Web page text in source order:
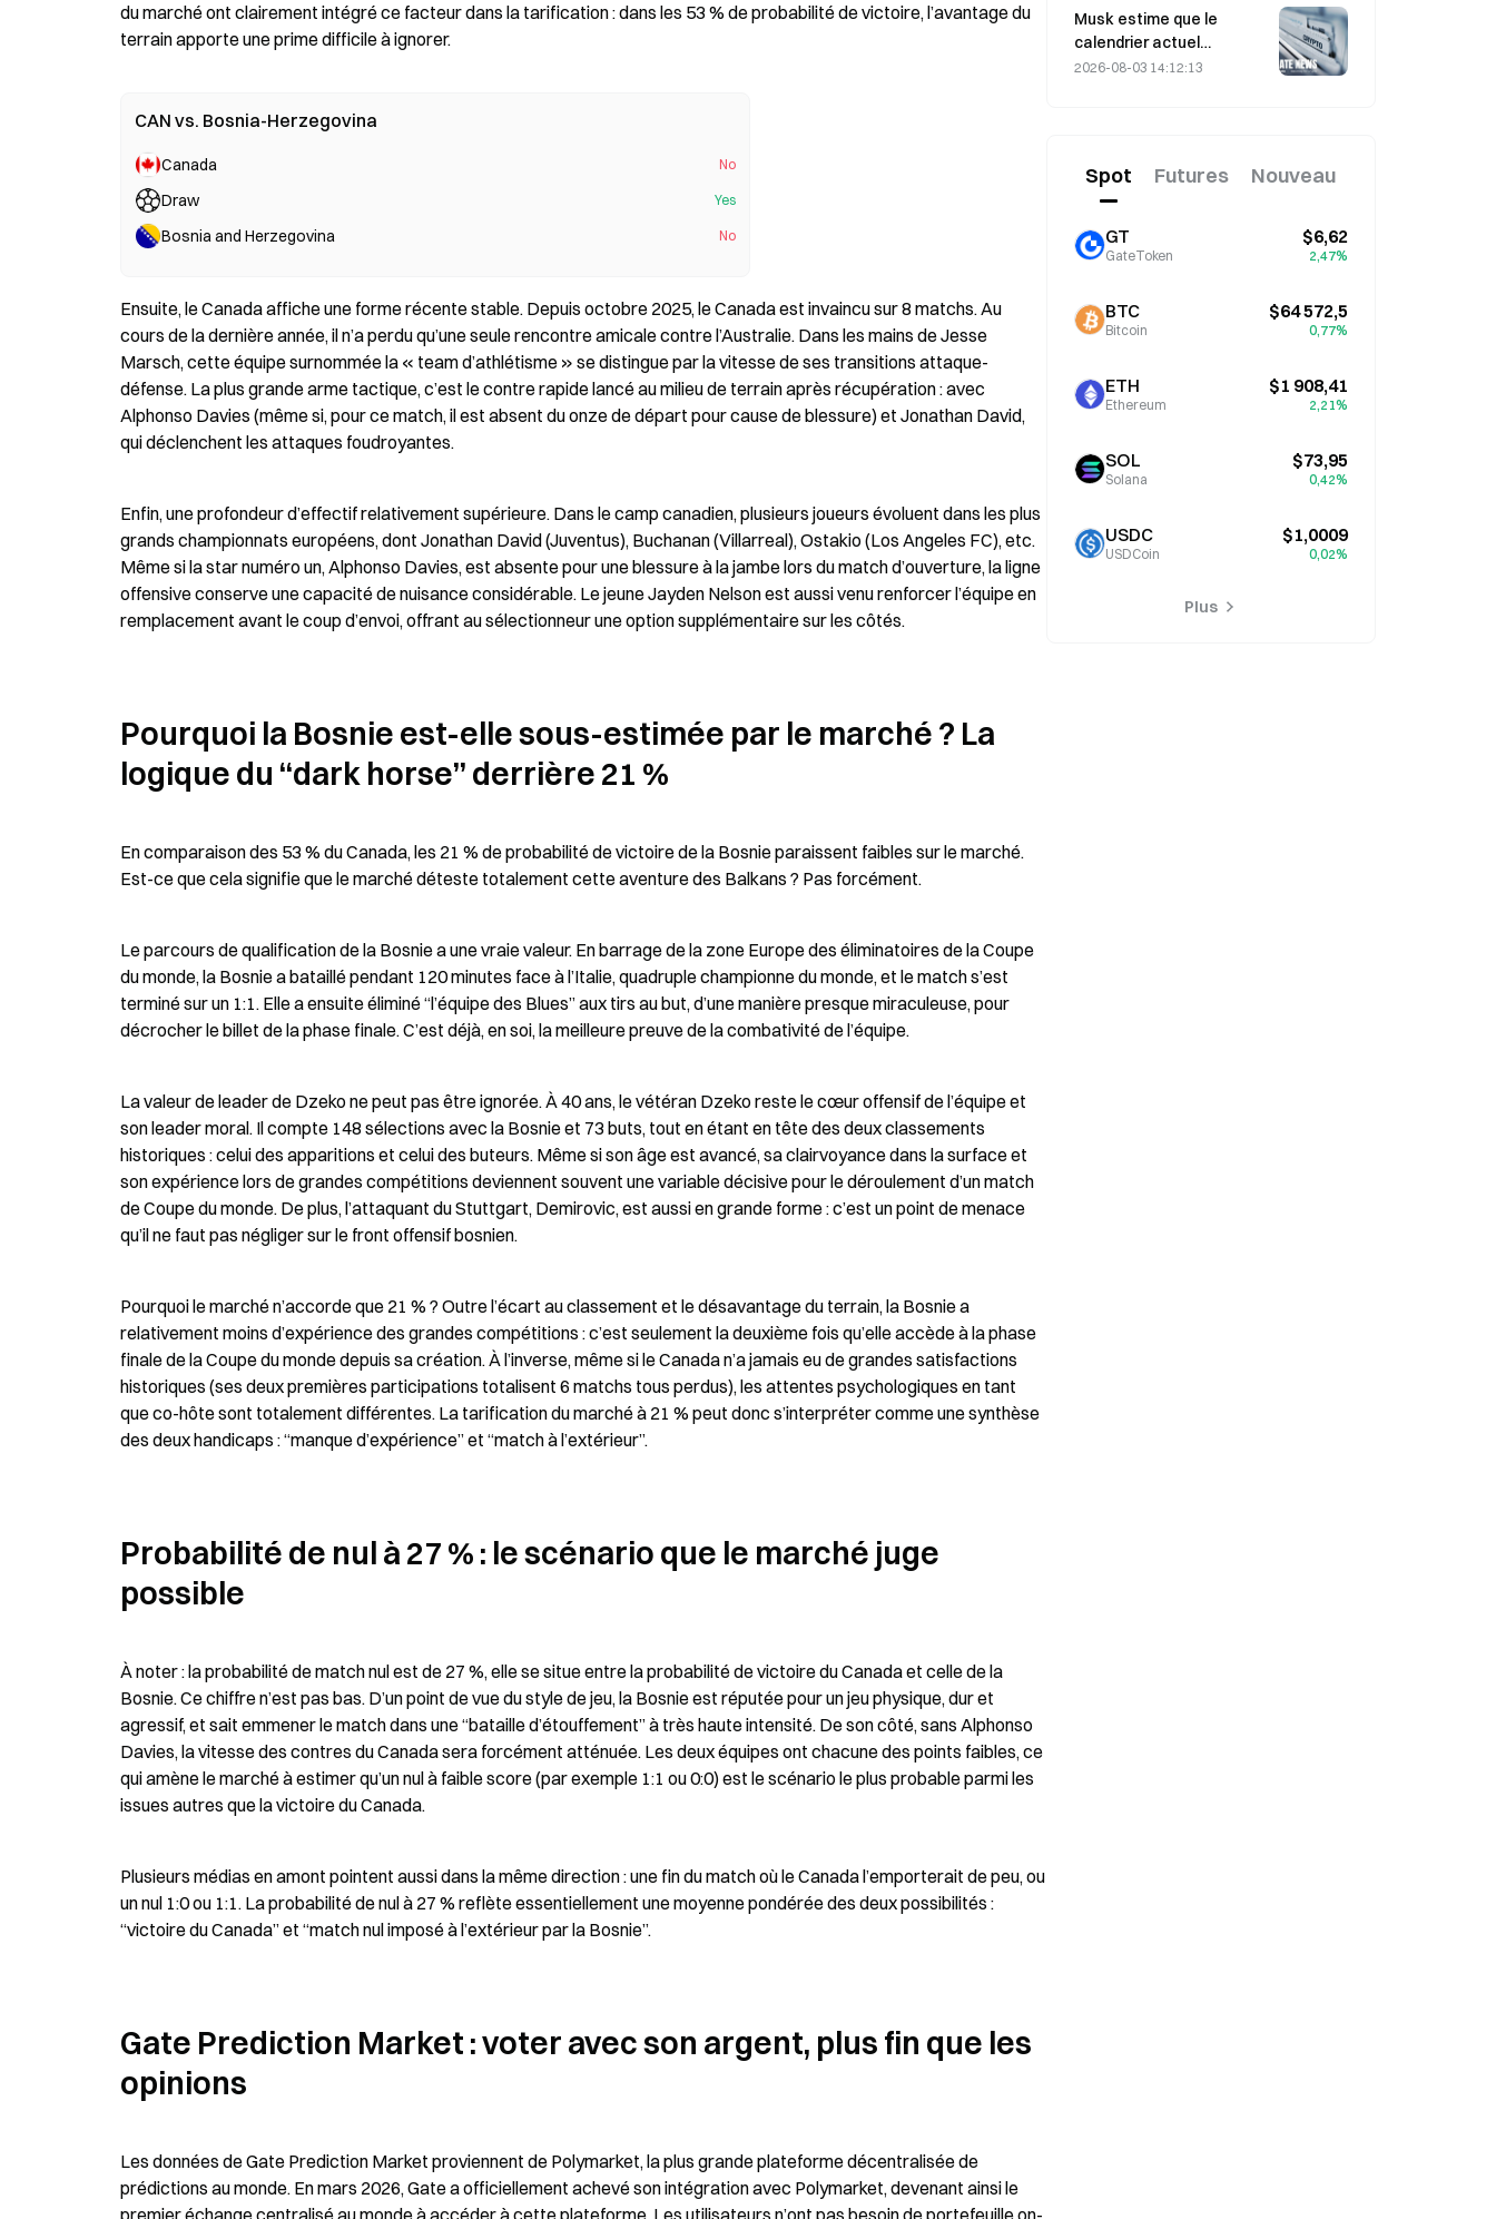
du marché ont clairement intégré ce facteur dans la tarification : dans les 53 % de probabilité de victoire, l’avantage du
terrain apporte une prime difficile à ignorer.
CAN vs. Bosnia-Herzegovina
Canada No
Draw Yes
Bosnia and Herzegovina No
Ensuite, le Canada affiche une forme récente stable. Depuis octobre 2025, le Canada est invaincu sur 8 matchs. Au
cours de la dernière année, il n’a perdu qu’une seule rencontre amicale contre l’Australie. Dans les mains de Jesse
Marsch, cette équipe surnommée la « team d’athlétisme » se distingue par la vitesse de ses transitions attaque-
défense. La plus grande arme tactique, c’est le contre rapide lancé au milieu de terrain après récupération : avec
Alphonso Davies (même si, pour ce match, il est absent du onze de départ pour cause de blessure) et Jonathan David,
qui déclenchent les attaques foudroyantes.
Enfin, une profondeur d’effectif relativement supérieure. Dans le camp canadien, plusieurs joueurs évoluent dans les plus
grands championnats européens, dont Jonathan David (Juventus), Buchanan (Villarreal), Ostakio (Los Angeles FC), etc.
Même si la star numéro un, Alphonso Davies, est absente pour une blessure à la jambe lors du match d’ouverture, la ligne
offensive conserve une capacité de nuisance considérable. Le jeune Jayden Nelson est aussi venu renforcer l’équipe en
remplacement avant le coup d’envoi, offrant au sélectionneur une option supplémentaire sur les côtés.
Pourquoi la Bosnie est-elle sous-estimée par le marché ? La
logique du “dark horse” derrière 21 %
En comparaison des 53 % du Canada, les 21 % de probabilité de victoire de la Bosnie paraissent faibles sur le marché.
Est-ce que cela signifie que le marché déteste totalement cette aventure des Balkans ? Pas forcément.
Le parcours de qualification de la Bosnie a une vraie valeur. En barrage de la zone Europe des éliminatoires de la Coupe
du monde, la Bosnie a bataillé pendant 120 minutes face à l’Italie, quadruple championne du monde, et le match s’est
terminé sur un 1:1. Elle a ensuite éliminé “l’équipe des Blues” aux tirs au but, d’une manière presque miraculeuse, pour
décrocher le billet de la phase finale. C’est déjà, en soi, la meilleure preuve de la combativité de l’équipe.
La valeur de leader de Dzeko ne peut pas être ignorée. À 40 ans, le vétéran Dzeko reste le cœur offensif de l’équipe et
son leader moral. Il compte 148 sélections avec la Bosnie et 73 buts, tout en étant en tête des deux classements
historiques : celui des apparitions et celui des buteurs. Même si son âge est avancé, sa clairvoyance dans la surface et
son expérience lors de grandes compétitions deviennent souvent une variable décisive pour le déroulement d’un match
de Coupe du monde. De plus, l’attaquant du Stuttgart, Demirovic, est aussi en grande forme : c’est un point de menace
qu’il ne faut pas négliger sur le front offensif bosnien.
Pourquoi le marché n’accorde que 21 % ? Outre l’écart au classement et le désavantage du terrain, la Bosnie a
relativement moins d’expérience des grandes compétitions : c’est seulement la deuxième fois qu’elle accède à la phase
finale de la Coupe du monde depuis sa création. À l’inverse, même si le Canada n’a jamais eu de grandes satisfactions
historiques (ses deux premières participations totalisent 6 matchs tous perdus), les attentes psychologiques en tant
que co-hôte sont totalement différentes. La tarification du marché à 21 % peut donc s’interpréter comme une synthèse
des deux handicaps : “manque d’expérience” et “match à l’extérieur”.
Probabilité de nul à 27 % : le scénario que le marché juge
possible
À noter : la probabilité de match nul est de 27 %, elle se situe entre la probabilité de victoire du Canada et celle de la
Bosnie. Ce chiffre n’est pas bas. D’un point de vue du style de jeu, la Bosnie est réputée pour un jeu physique, dur et
agressif, et sait emmener le match dans une “bataille d’étouffement” à très haute intensité. De son côté, sans Alphonso
Davies, la vitesse des contres du Canada sera forcément atténuée. Les deux équipes ont chacune des points faibles, ce
qui amène le marché à estimer qu’un nul à faible score (par exemple 1:1 ou 0:0) est le scénario le plus probable parmi les
issues autres que la victoire du Canada.
Plusieurs médias en amont pointent aussi dans la même direction : une fin du match où le Canada l’emporterait de peu, ou
un nul 1:0 ou 1:1. La probabilité de nul à 27 % reflète essentiellement une moyenne pondérée des deux possibilités :
“victoire du Canada” et “match nul imposé à l’extérieur par la Bosnie”.
Gate Prediction Market : voter avec son argent, plus fin que les
opinions
Les données de Gate Prediction Market proviennent de Polymarket, la plus grande plateforme décentralisée de
prédictions au monde. En mars 2026, Gate a officiellement achevé son intégration avec Polymarket, devenant ainsi le
premier échange centralisé au monde à accéder à cette plateforme. Les utilisateurs n’ont pas besoin de portefeuille on-
paris liés aux feux de
forêt, alors que la saison
des incendies pourrait
Musk estime que le
calendrier actuel
constitue une opportunité
2026-08-03 14:12:13
Spot Futures Nouveau
GT
GateToken
$6,62
2,47%
BTC
Bitcoin
$64 572,5
0,77%
ETH
Ethereum
$1 908,41
2,21%
SOL
Solana
$73,95
0,42%
USDC
USDCoin
$1,0009
0,02%
Plus